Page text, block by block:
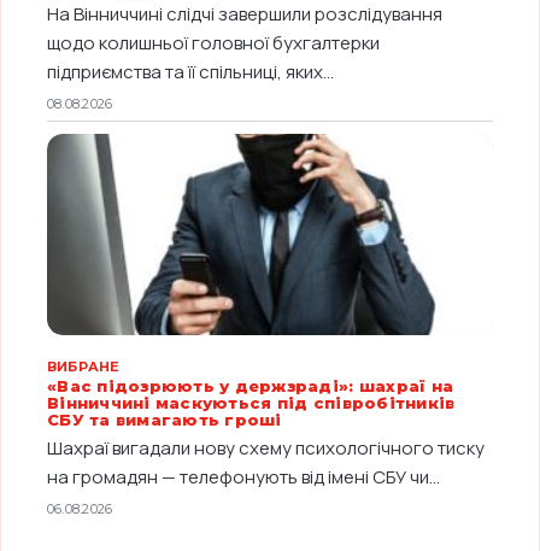
На Вінниччині слідчі завершили розслідування
щодо колишньої головної бухгалтерки
підприємства та її спільниці, яких...
08.08.2026
ВИБРАНЕ
«Вас підозрюють у держзраді»: шахраї на
Вінниччині маскуються під співробітників
СБУ та вимагають гроші
Шахраї вигадали нову схему психологічного тиску
на громадян — телефонують від імені СБУ чи...
06.08.2026